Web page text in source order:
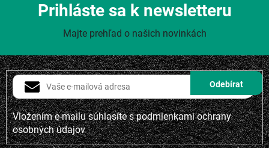
Vložením e-mailu súhlasíte spodmienkami ochrany
osobných údajov
Prihláste sa k newsletteru
Majte prehľad o našich novinkách